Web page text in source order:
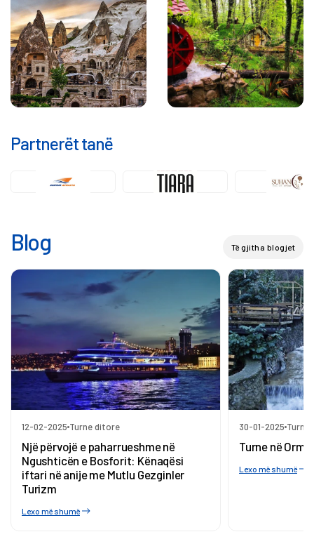
Partnerët tanë
Blog Të gjitha blogjet
12-02-2025 Turne ditore
Një përvojë e paharrueshme në
Ngushticën e Bosforit: Kënaqësi
iftari në anije me Mutlu Gezginler
Turizm
Lexo më shumë
30-01-2025 Turne
Turne në
Lexo më shumë